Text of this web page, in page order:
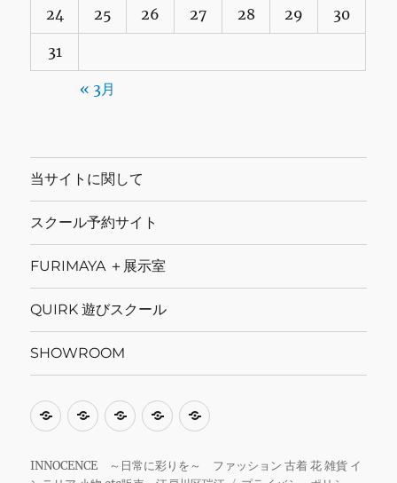
24 25 26 27 28 29 30
31
« 3月
当サイトに関して
スクール予約サイト
FURIMAYA ＋展示室
QUIRK 遊びスクール
SHOWROOM
当
イ
ス
ー
FURIMAYA
展
QUIRK
び
SHOWROOM
INNOCENCE ～日常に彩りを～ ファッション 古着 花 雑貨 イ